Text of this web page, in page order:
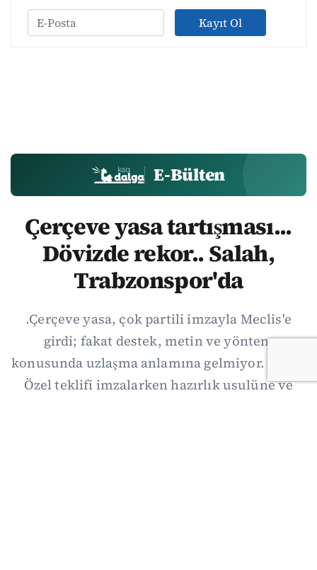
Kayıt Ol
E-Bülten
Çerçeve yasa tartışması...
Dövizde rekor.. Salah,
Trabzonspor'da
.Çerçeve yasa, çok partili imzayla Meclis'e
girdi; fakat destek, metin ve yöntem
konusunda uzlaşma anlamına gelmiyor. Özgür
Özel teklifi imzalarken hazırlık usulüne ve